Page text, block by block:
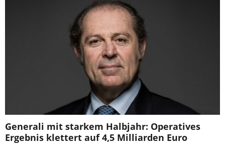
Generali mit starkem Halbjahr: Operatives
Ergebnis klettert auf 4,5 Milliarden Euro